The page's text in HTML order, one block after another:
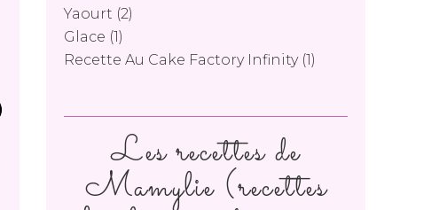
Yaourt (2)
Glace (1)
Recette Au Cake Factory Infinity(1)
Les recettes de
Mamylie (recettes